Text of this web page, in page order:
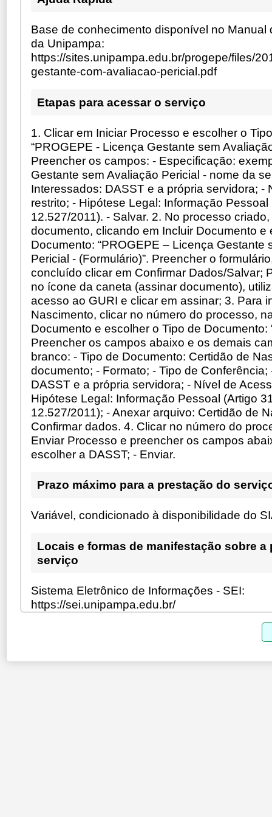
Base de conhecimento disponível no Manual
da Unipampa:
https://sites.unipampa.edu.br/progepe/files/
gestante-com-avaliacao-pericial.pdf
Etapas para acessar o serviço
1. Clicar em Iniciar Processo e escolher o
“PROGEPE - Licença Gestante sem
Preencher os campos: - Especificação:
Gestante sem Avaliação Pericial - nome da
Interessados: DASST e a própria servidora; -
restrito; - Hipótese Legal: Informação Pessoal
12.527/2011). - Salvar. 2. No processo
documento, clicando em Incluir Documento e
Documento: “PROGEPE – Licença Gestante
Pericial - (Formulário)”. Preencher o
concluído clicar em Confirmar Dados/Salvar;
no ícone da caneta (assinar documento),
acesso ao GURI e clicar em assinar; 3. Para
Nascimento, clicar no número do processo,
Documento e escolher o Tipo de Documento:
Preencher os campos abaixo e os demais
branco: - Tipo de Documento: Certidão de
documento; - Formato; - Tipo de
DASST e a própria servidora; - Nível de
Hipótese Legal: Informação Pessoal (Artigo
12.527/2011); - Anexar arquivo: Certidão de
Confirmar dados. 4. Clicar no número do
Enviar Processo e preencher os campos
escolher a DASST; - Enviar.
Prazo máximo para a prestação do
Variável, condicionado à disponibilidade do
Locais e formas de manifestação sobre a
serviço
Sistema Eletrônico de Informações - SEI:
https://sei.unipampa.edu.br/